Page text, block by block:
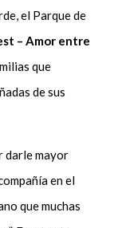
el Parque de
– Amor entre
que
de sus
darle mayor
en el
que muchas